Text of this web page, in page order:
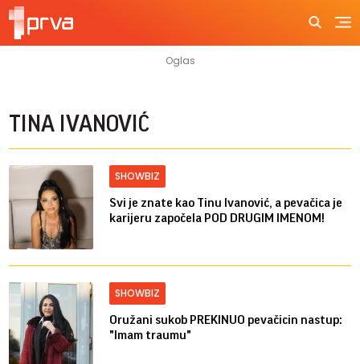
TINA IVANOVIĆ
SHOWBIZ
Svi je znate kao Tinu Ivanović, a pevačica je
karijeru započela POD DRUGIM IMENOM!
SHOWBIZ
Oružani sukob PREKINUO pevačicin nastup:
"Imam traumu"